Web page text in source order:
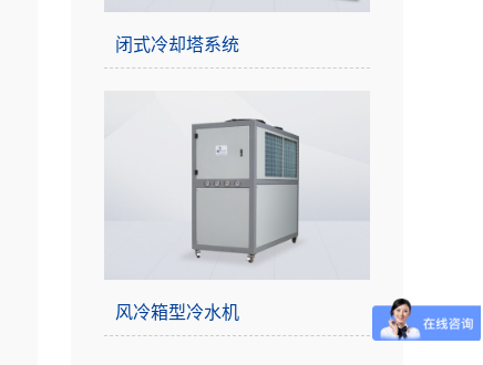
闭式冷却塔系统
风冷箱型冷水机